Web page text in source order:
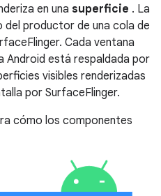
en una superficie . La
productor de una cola de
Cada ventana
Android está respaldada por
visibles renderizadas
por SurfaceFlinger.
cómo los componentes